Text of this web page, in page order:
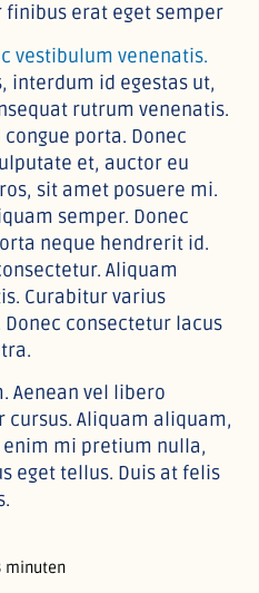
minuten
erat eget semper
vestibulum venenatis.
interdum id egestas ut,
rutrum venenatis.
porta. Donec
et, auctor eu
sit amet posuere mi.
semper. Donec
neque hendrerit id.
Aliquam
Curabitur varius
consectetur lacus
Aenean vel libero
Aliquam aliquam,
mi pretium nulla,
eget tellus. Duis at felis